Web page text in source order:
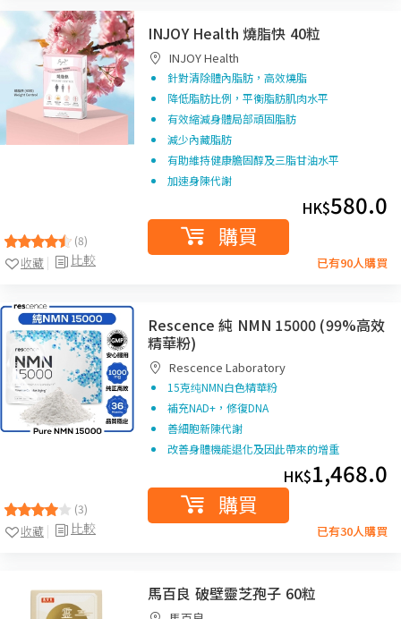
(8)
比較
收藏
INJOY Health 燒脂快 40粒
INJOY Health
針對清除體內脂肪，高效燒脂
降低脂肪比例，平衡脂肪肌肉水平
有效縮減身體局部頑固脂肪
減少內藏脂肪
有助維持健康膽固醇及三脂甘油水平
加速身陳代謝
HK$580.0
購買
已有90人購買
(3)
比較
收藏
Rescence 純 NMN 15000 (99%高效
精華粉)
Rescence Laboratory
15克纯NMN白色精華粉
補充NAD+，修復DNA
善細胞新陳代謝
改善身體機能退化及因此帶來的增重
HK$1,468.0
購買
已有30人購買
馬百良 破壁靈芝孢子 60粒